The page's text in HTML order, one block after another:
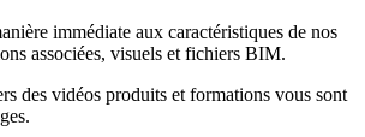
immédiate aux caractéristiques de nos
associées, visuels et fichiers BIM.
des vidéos produits et formations vous sont